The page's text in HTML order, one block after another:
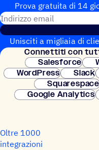
Prova gratuita di 14
Unisciti a migliaia di
credito.
Connet­titi con
Salesforce
WordPress
Slack
Squarespace
Google Analytics
Oltre 1000
integrazioni